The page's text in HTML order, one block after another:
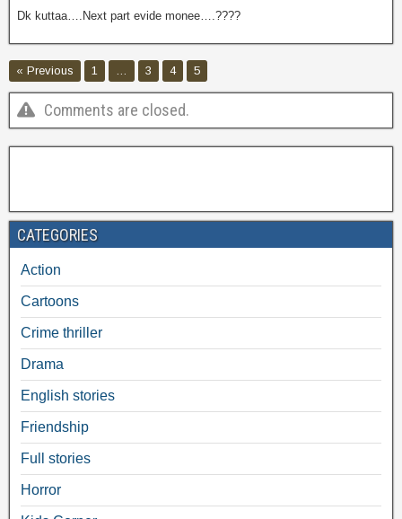
Dk kuttaa….Next part evide monee….????
« Previous 1 3 4 5
Comments are closed.
CATEGORIES
Action
Cartoons
Crime thriller
Drama
English stories
Friendship
Full stories
Horror